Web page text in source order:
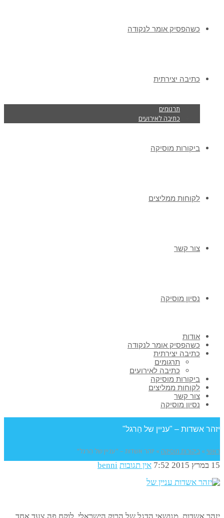
כשהפסיק אומר לנקודה
כתיבה יצירתית
תרגומים
כתיבה לאירועים
ביקורות מוסיקה
לקוחות ממליצים
צור קשר
נסיון מוסיקה
אודות
כשהפסיק אומר לנקודה
כתיבה יצירתית
תרגומים
כתיבה לאירועים
ביקורות מוסיקה
לקוחות ממליצים
צור קשר
נסיון מוסיקה
יזהר אשדות – "עניין של הֵרגל"
ראשי » ביקורות מוסיקה » יזהר אשדות – "עניין של הֵרגל"
15 במרץ 2015 7:52 אין תגובות benni